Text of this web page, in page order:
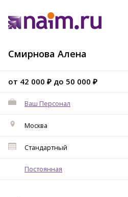
Смирнова Алена
от 42 000 ₽ до 50 000 ₽
Ваш Персонал
Москва
Стандартный
Постоянная